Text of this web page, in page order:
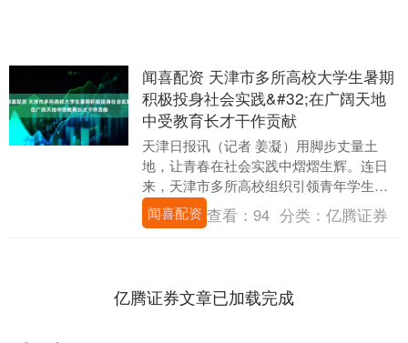
闻喜配资 天津市多所高校大学生暑期
积极投身社会实践&#32;在广阔天地
中受教育长才干作贡献
天津日报讯（记者 姜凝）用脚步丈量土
地，让青春在社会实践中熠熠生辉。连日
来，天津市多所高校组织引领青年学生陆
续开展内容丰富、形式多样的暑期社会实
践活动，把思政“....
闻喜配资 查看：94 分类：亿腾证券
亿腾证券文章已加载完成